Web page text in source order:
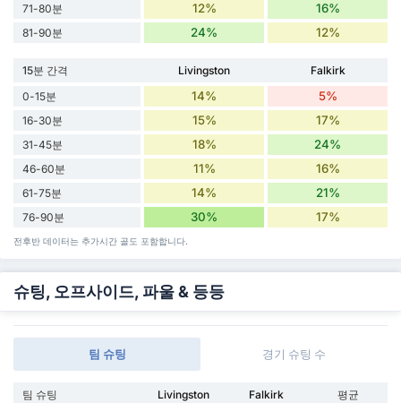
71-80분 12% 16%
81-90분 24% 12%
15분 간격 Livingston
Falkirk
0-15분
14% 5%
16-30분 15% 17%
31-45분 18% 24%
46-60분 11% 16%
61-75분 14% 21%
76-90분 30% 17%
전후반 데이터는 추가시간 골도 포함합니다.
슈팅, 오프사이드, 파울 & 등등
팀 슈팅 경기 슈팅 수
팀 슈팅 Livingston Falkirk
평균